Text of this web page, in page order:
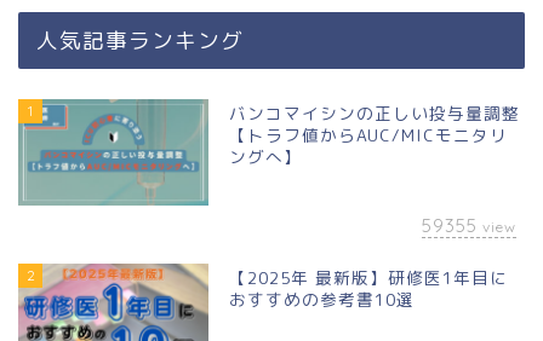
人気記事ランキング
1
バンコマイシンの正しい投与量調整
【トラフ値からAUC/MICモニタリ
ングへ】
59355 view
2
【2025年 最新版】研修医1年目に
おすすめの参考書10選